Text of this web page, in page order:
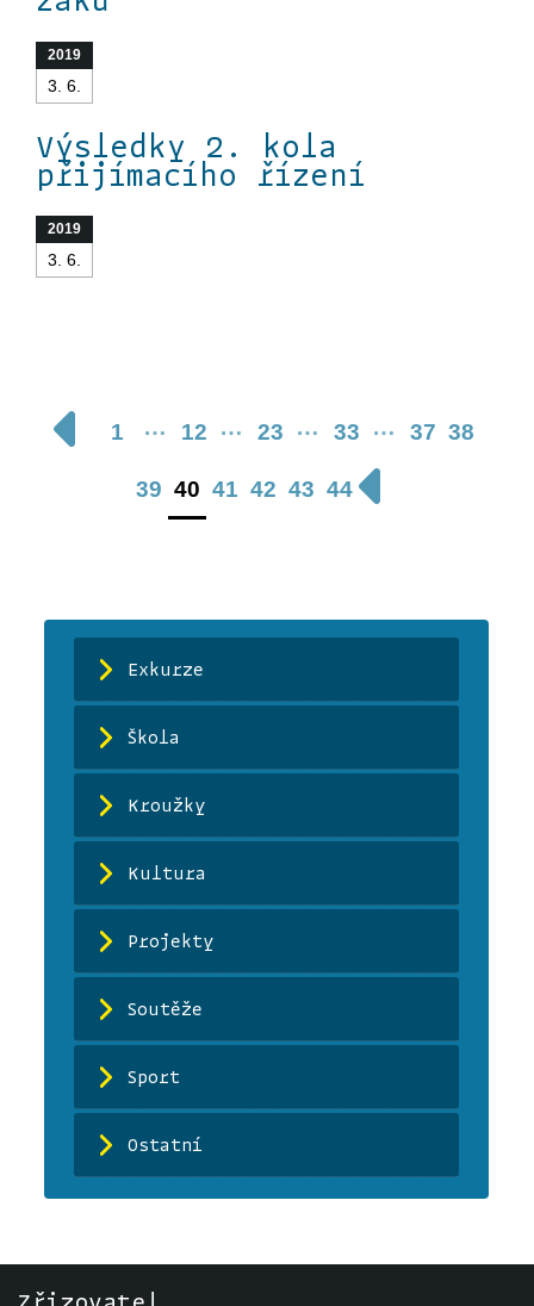
2019
3. 6.
Výsledky 2. kola
přijímacího řízení
2019
3. 6.
1 … 12 … 23 … 33 … 37 38
39 40 41 42 43 44
Exkurze
Škola
Kroužky
Kultura
Projekty
Soutěže
Sport
Ostatní
Zřizovatel